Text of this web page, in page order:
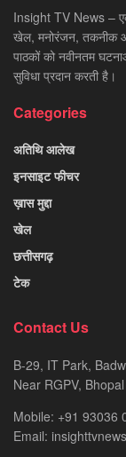
Insight TV News –
खेल, मनोरंजन, तकनीक
पाठकों को नवीनतम
सुविधा प्रदान करती है।
Categories
अतिथि आलेख
इनसाइट फीचर
ख़ास मुद्दा
खेल
छत्तीसगढ़
टेक
Contact Us
B-29, IT Park,
Near RGPV,
Mobile: +91 93036
Email: